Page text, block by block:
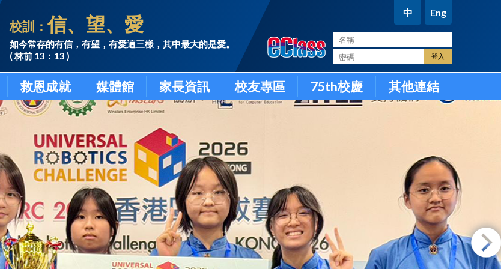
校訓：信、望、愛
如今常存的有信，有望，有愛這三樣，其中最大的是愛。
( 林前 13：13 )
中 Eng
救恩成就 媒體館 家長資訊 校友專區 75th校慶 其他連結